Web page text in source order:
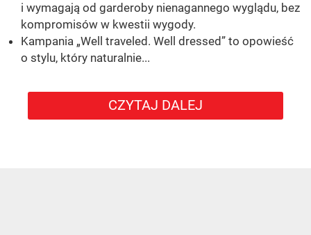
i wymagają od garderoby nienagannego wyglądu, bez
kompromisów w kwestii wygody.
Kampania „Well traveled. Well dressed” to opowieść
o stylu, który naturalnie...
CZYTAJ DALEJ